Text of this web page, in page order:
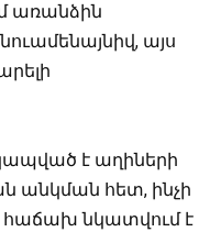
առանձին
այս
է աղիների
անկման հետ, ինչի
նկատվում է